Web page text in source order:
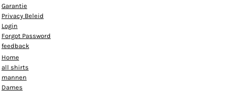
Garantie
Privacy Beleid
Login
Forgot Password
feedback
Home
all shirts
mannen
Dames